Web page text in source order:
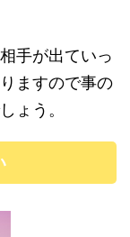
手が出ていっ
ますので事の
ょう。